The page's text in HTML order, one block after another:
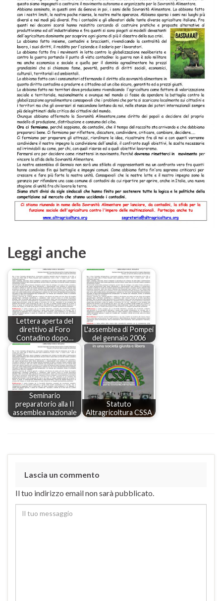
Leggi anche
Lettera aperta del
direttivo al Foro
Contadino dopo…
L'assemblea di Pompei
del gennaio 2006
Seminario
preparatorio alla II
assemblea nazionale
Statuto
Altragricoltura CSSA
Lascia un commento
Il tuo indirizzo email non sarà pubblicato.